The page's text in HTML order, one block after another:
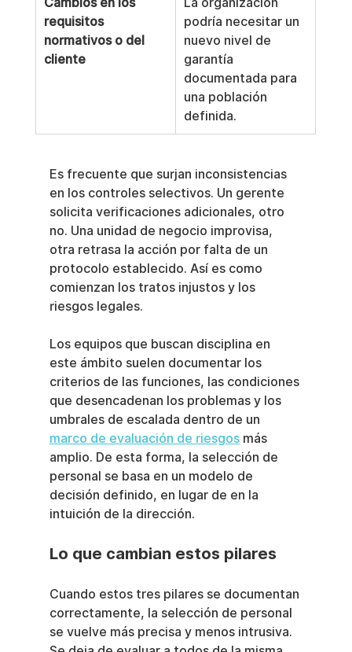
Cambios en los
requisitos
normativos o del
cliente
La organización
podría necesitar un
nuevo nivel de
garantía
documentada para
una población
definida.
Es frecuente que surjan inconsistencias
en los controles selectivos. Un gerente
solicita verificaciones adicionales, otro
no. Una unidad de negocio improvisa,
otra retrasa la acción por falta de un
protocolo establecido. Así es como
comienzan los tratos injustos y los
riesgos legales.
Los equipos que buscan disciplina en
este ámbito suelen documentar los
criterios de las funciones, las condiciones
que desencadenan los problemas y los
umbrales de escalada dentro de un
marco de evaluación de riesgos más
amplio. De esta forma, la selección de
personal se basa en un modelo de
decisión definido, en lugar de en la
intuición de la dirección.
Lo que cambian estos pilares
Cuando estos tres pilares se documentan
correctamente, la selección de personal
se vuelve más precisa y menos intrusiva.